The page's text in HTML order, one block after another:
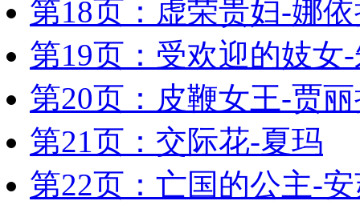
第18页：虚荣贵妇-娜
第19页：受欢迎的妓女
第20页：皮鞭女王-贾
第21页：交际花-夏玛
第22页：亡国的公主-